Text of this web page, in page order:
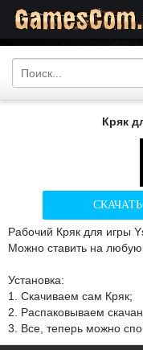
Кряк
Рабочий Кряк для игры
Можно ставить на любую
Установка:
1. Скачиваем сам Кряк;
2. Распаковываем
3. Все, теперь можно